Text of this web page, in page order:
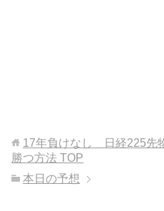
17年負けなし 日経225先
勝つ方法 TOP
本日の予想